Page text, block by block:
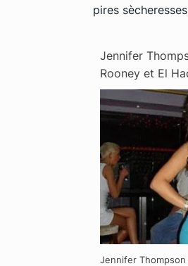
pires
Jennifer
Rooney et El
Jennifer Thompson